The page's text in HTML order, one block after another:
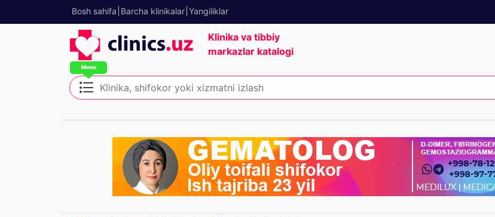
Bosh sahifa Barcha klinikalar Yangiliklar
Klinika va tibbiy
markazlar katalogi